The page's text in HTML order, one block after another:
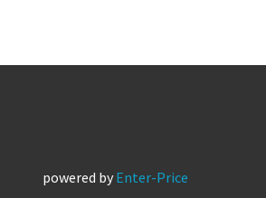
powered by Enter-Price